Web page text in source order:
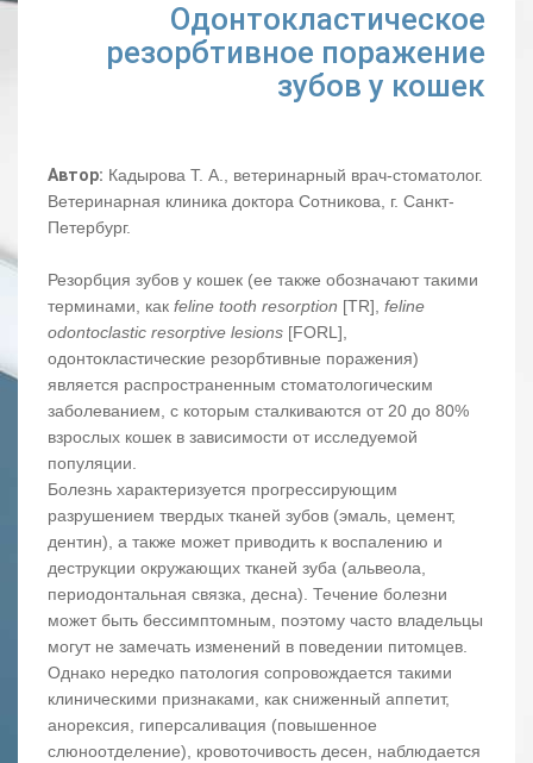
Одонтокластическое
резорбтивное поражение
зубов у кошек
Автор: Кадырова Т. А., ветеринарный врач-стоматолог.
Ветеринарная клиника доктора Сотникова, г. Санкт-
Петербург.
Резорбция зубов у кошек (ее также обозначают такими
терминами, как feline tooth resorption [TR], feline
odontoclastic resorptive lesions [FORL],
одонтокластические резорбтивные поражения)
является распространенным стоматологическим
заболеванием, с которым сталкиваются от 20 до 80%
взрослых кошек в зависимости от исследуемой
популяции.
Болезнь характеризуется прогрессирующим
разрушением твердых тканей зубов (эмаль, цемент,
дентин), а также может приводить к воспалению и
деструкции окружающих тканей зуба (альвеола,
периодонтальная связка, десна). Течение болезни
может быть бессимптомным, поэтому часто владельцы
могут не замечать изменений в поведении питомцев.
Однако нередко патология сопровождается такими
клиническими признаками, как сниженный аппетит,
анорексия, гиперсаливация (повышенное
слюноотделение), кровоточивость десен, наблюдается